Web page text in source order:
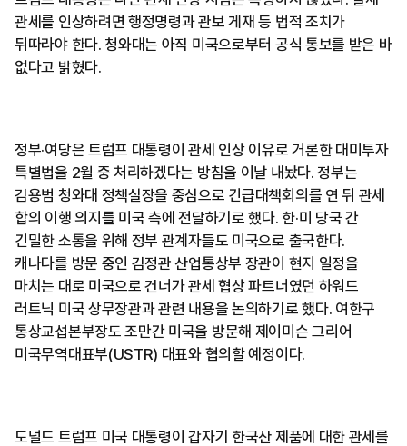
관세를 인상하려면 행정명령과 관보 게재 등 법적 조치가
뒤따라야 한다. 청와대는 아직 미국으로부터 공식 통보를 받은 바
없다고 밝혔다.
정부·여당은 트럼프 대통령이 관세 인상 이유로 거론한 대미투자
특별법을 2월 중 처리하겠다는 방침을 이날 내놨다. 정부는
김용범 청와대 정책실장을 중심으로 긴급대책회의를 연 뒤 관세
합의 이행 의지를 미국 측에 전달하기로 했다. 한·미 당국 간
긴밀한 소통을 위해 정부 관계자들도 미국으로 출국한다.
캐나다를 방문 중인 김정관 산업통상부 장관이 현지 일정을
마치는 대로 미국으로 건너가 관세 협상 파트너였던 하워드
러트닉 미국 상무장관과 관련 내용을 논의하기로 했다. 여한구
통상교섭본부장도 조만간 미국을 방문해 제이미슨 그리어
미국무역대표부(USTR) 대표와 협의할 예정이다.
도널드 트럼프 미국 대통령이 갑자기 한국산 제품에 대한 관세를